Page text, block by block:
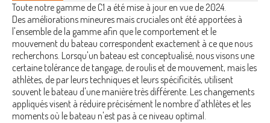
Toute notre gamme de C1 a été mise à jour en vue de 2024.
Des améliorations mineures mais cruciales ont été apportées à
l'ensemble de la gamme afin que le comportement et le
mouvement du bateau correspondent exactement à ce que nous
recherchons. Lorsqu'un bateau est conceptualisé, nous visons une
certaine tolérance de tangage, de roulis et de mouvement, mais les
athlètes, de par leurs techniques et leurs spécificités, utilisent
souvent le bateau d'une manière très différente. Les changements
appliqués visent à réduire précisément le nombre d'athlètes et les
moments où le bateau n'est pas à ce niveau optimal.